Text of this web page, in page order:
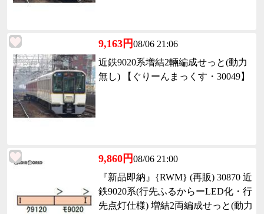
9,163円08/06 21:06
近鉄9020系増結2輛編成せっと(動力
無し) 【ぐりーんまっくす・30049】
9,860円08/06 21:00
『新品即納』{RWM} (再販) 30870 近
鉄9020系(行先ふるからーLED化・行
先点灯仕様) 増結2両編成せっと(動力